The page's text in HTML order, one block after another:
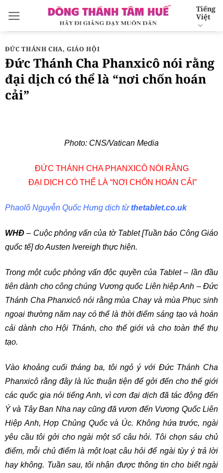
qua
nội
dung
Tiếng
Việt
ĐỨC THÁNH CHA,GIÁO HỘI
Đức Thánh Cha Phanxicô nói rằng
đại dịch có thể là “nơi chốn hoán
cải”
Photo: CNS/Vatican Media
ĐỨC THÁNH CHA PHANXICÔ NÓI RẰNG
ĐẠI DỊCH CÓ THỂ LÀ “NƠI CHỐN HOÁN CẢI”
Phaolô Nguyễn Quốc Hưng dịch từthetablet.co.uk
WHĐ – Cuộc phỏng vấn của tờ Tablet [Tuần báo Công Giáo
quốc tế] do Austen Ivereigh thực hiện.
Trong một cuộc phỏng vấn độc quyền của Tablet – lần đầu
tiên dành cho công chúng Vương quốc Liên hiệp Anh – Đức
Thánh Cha Phanxicô nói rằng mùa Chay và mùa Phục sinh
ngoại thường năm nay có thể là thời điểm sáng tạo và hoán
cải dành cho Hội Thánh, cho thế giới và cho toàn thể thụ
tạo.
Vào khoảng cuối tháng ba, tôi ngỏ ý với Đức Thánh Cha
Phanxicô rằng đây là lúc thuận tiện để gởi đến cho thế giới
các quốc gia nói tiếng Anh, vì cơn đại dịch đã tác động đến
Ý và Tây Ban Nha nay cũng đã vươn đến Vương Quốc Liên
Hiệp Anh, Hợp Chủng Quốc và Úc. Không hứa trước, ngài
yêu cầu tôi gởi cho ngài một số câu hỏi. Tôi chọn sáu chủ
điểm, mỗi chủ điểm là một loạt câu hỏi để ngài tùy ý trả lời
hay không. Tuần sau, tôi nhận được thông tin cho biết ngài